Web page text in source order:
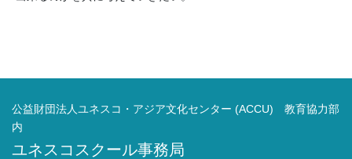
公益財団法人ユネスコ・アジア文化センター (ACCU) 教育協力部
内
ユネスコスクール事務局